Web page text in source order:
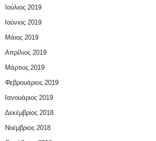
Ιούλιος 2019
Ιούνιος 2019
Μάιος 2019
Απρίλιος 2019
Μάρτιος 2019
Φεβρουάριος 2019
Ιανουάριος 2019
Δεκέμβριος 2018
Νοέμβριος 2018